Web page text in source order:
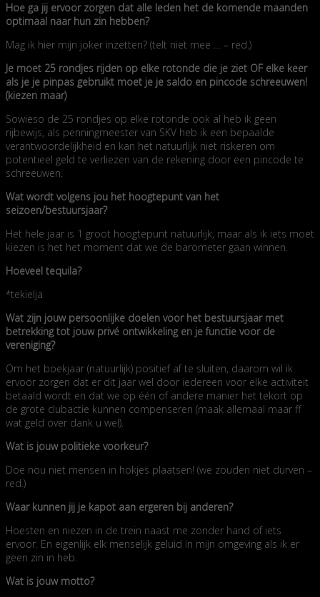
Hoe ga jij ervoor zorgen dat alle leden het de komende maanden
optimaal naar hun zin hebben?
Mag ik hier mijn joker inzetten? (telt niet mee … – red.)
Je moet 25 rondjes rijden op elke rotonde die je ziet OF elke keer
als je je pinpas gebruikt moet je je saldo en pincode schreeuwen!
(kiezen maar)
Sowieso de 25 rondjes op elke rotonde ook al heb ik geen
rijbewijs, als penningmeester van SKV heb ik een bepaalde
verantwoordelijkheid en kan het natuurlijk niet riskeren om
potentieel geld te verliezen van de rekening door een pincode te
schreeuwen.
Wat wordt volgens jou het hoogtepunt van het
seizoen/bestuursjaar?
Het hele jaar is 1 groot hoogtepunt natuurlijk, maar als ik iets moet
kiezen is het het moment dat we de barometer gaan winnen.
Hoeveel tequila?
*tekielja
Wat zijn jouw persoonlijke doelen voor het bestuursjaar met
betrekking tot jouw privé ontwikkeling en je functie voor de
vereniging?
Om het boekjaar (natuurlijk) positief af te sluiten, daarom wil ik
ervoor zorgen dat er dit jaar wel door iedereen voor elke activiteit
betaald wordt en dat we op één of andere manier het tekort op
de grote clubactie kunnen compenseren (maak allemaal maar ff
wat geld over dank u wel).
Wat is jouw politieke voorkeur?
Doe nou niet mensen in hokjes plaatsen! (we zouden niet durven –
red.)
Waar kunnen jij je kapot aan ergeren bij anderen?
Hoesten en niezen in de trein naast me zonder hand of iets
ervoor. En eigenlijk elk menselijk geluid in mijn omgeving als ik er
geen zin in heb.
Wat is jouw motto?